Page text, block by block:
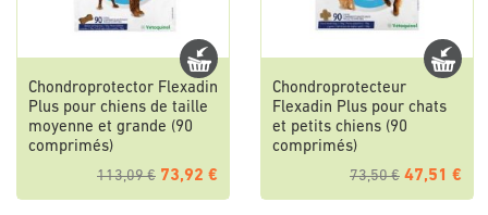
Chondroprotector Flexadin
Plus pour chiens de taille
moyenne et grande (90
comprimés)
113,09 € 73,92 €
Chondroprotecteur
Flexadin Plus pour chats
et petits chiens (90
comprimés)
73,50 € 47,51 €